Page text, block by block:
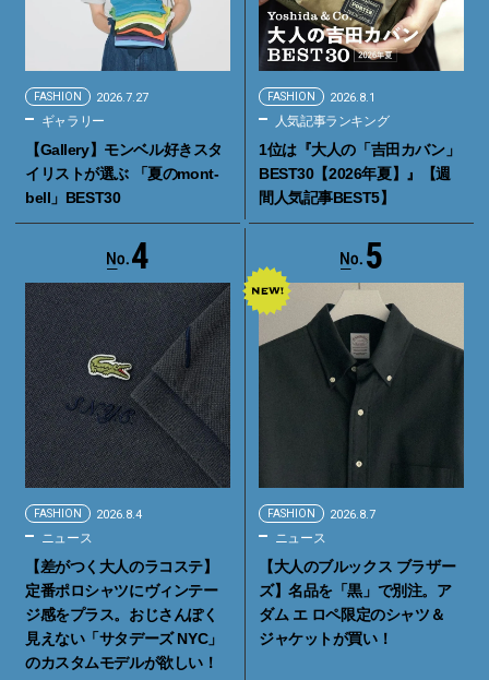
FASHION 2026.7.27
ギャラリー
【Gallery】モンベル好きスタ
イリストが選ぶ 「夏のmont-
bell」BEST30
FASHION 2026.8.1
人気記事ランキング
1位は『大人の「吉田カバン」
BEST30【2026年夏】』【週
間人気記事BEST5】
4
FASHION 2026.8.4
ニュース
【差がつく大人のラコステ】
定番ポロシャツにヴィンテー
ジ感をプラス。おじさんぽく
見えない「サタデーズ NYC」
のカスタムモデルが欲しい！
5
FASHION 2026.8.7
ニュース
【大人のブルックス ブラザー
ズ】名品を「黒」で別注。ア
ダム エ ロペ限定のシャツ＆
ジャケットが買い！